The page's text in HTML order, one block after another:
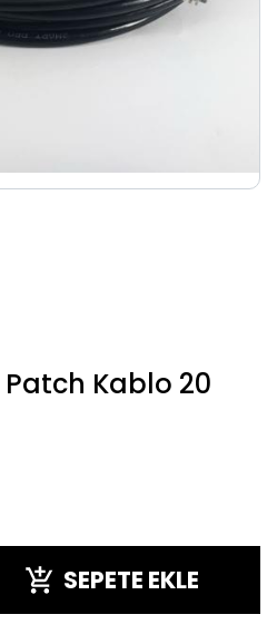
Kablo 20
SEPETE EKLE